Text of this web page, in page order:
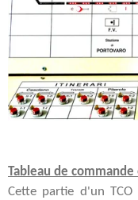
Tableau de
Cette partie d'un